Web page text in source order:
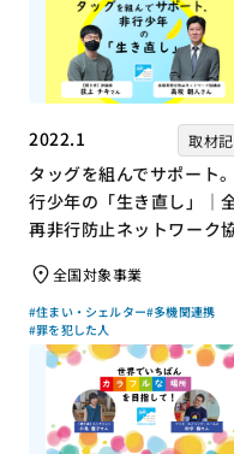
2022.1 取材
タッグを組んでサポート
行少年の「生き直し」｜
再非行防止ネットワーク
上チキさん【聞き手】
全国対象事業
#住まい・シェルター#多機関連携
#罪を犯した人